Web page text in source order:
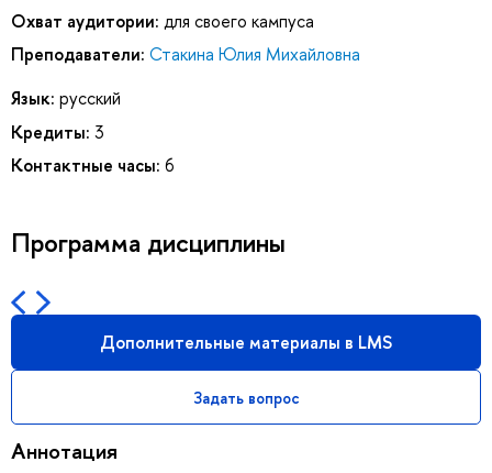
Охват аудитории: для своего кампуса
Преподаватели: Стакина Юлия Михайловна
Язык: русский
Кредиты: 3
Контактные часы: 6
Программа дисциплины
Дополнительные материалы в LMS
Задать вопрос
Аннотация